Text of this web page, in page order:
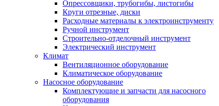
Опрессовщики, трубогибы, листогибы
Круги отрезные, диски
Расходные материалы к электроинструменту
Ручной инструмент
Строительно-отделочный инструмент
Электрический инструмент
Климат
Вентиляционное оборудование
Климатическое оборудование
Насосное оборудование
Комплектующие и запчасти для насосного
оборудования